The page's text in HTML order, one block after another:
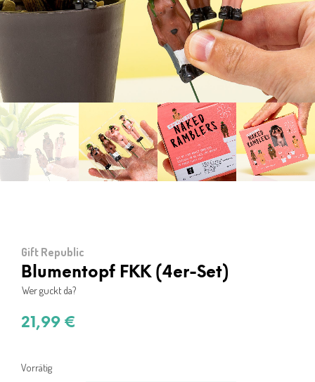
Gift Republic
Blumentopf FKK (4er-Set)
Wer guckt da?
21,99 €
Vorrätig